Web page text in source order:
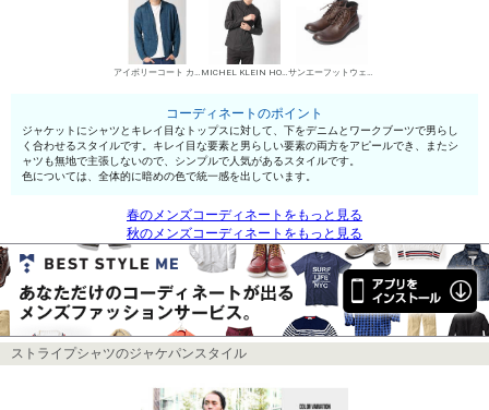
アイボリーコート カジュアルジャケット MICHEL KLEIN HOMME シャツ サンエーフットウェア ワークブーツ
コーディネートのポイント
ジャケットにシャツとキレイ目なトップスに対して、下をデニムとワークブーツで男らし
く合わせるスタイルです。キレイ目な要素と男らしい要素の両方をアピールでき、またシ
ャツも無地で主張しないので、シンプルで人気があるスタイルです。
色については、全体的に暗めの色で統一感を出しています。
春のメンズコーディネートをもっと見る
秋のメンズコーディネートをもっと見る
ストライプシャツのジャケパンスタイル